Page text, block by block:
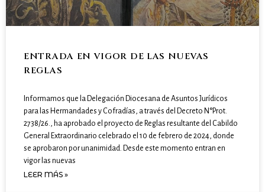
ENTRADA EN VIGOR DE LAS NUEVAS
REGLAS
Informamos que la Delegación Diocesana de Asuntos Jurídicos
para las Hermandades y Cofradías, a través del Decreto N°Prot.
2738/26., ha aprobado el proyecto de Reglas resultante del Cabildo
General Extraordinario celebrado el 10 de febrero de 2024, donde
se aprobaron por unanimidad. Desde este momento entran en
vigor las nuevas
LEER MÁS »